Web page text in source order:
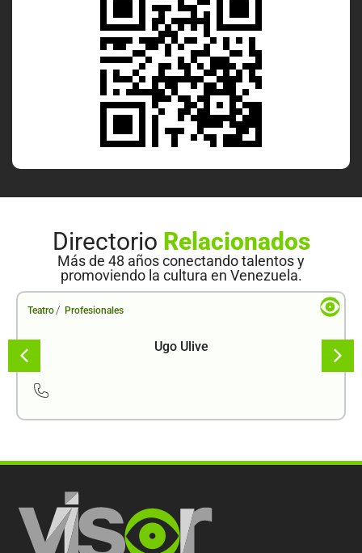
Directorio Relacionados
Más de 48 años conectando talentos y
promoviendo la cultura en Venezuela.
Teatro / Profesionales
Ugo Ulive